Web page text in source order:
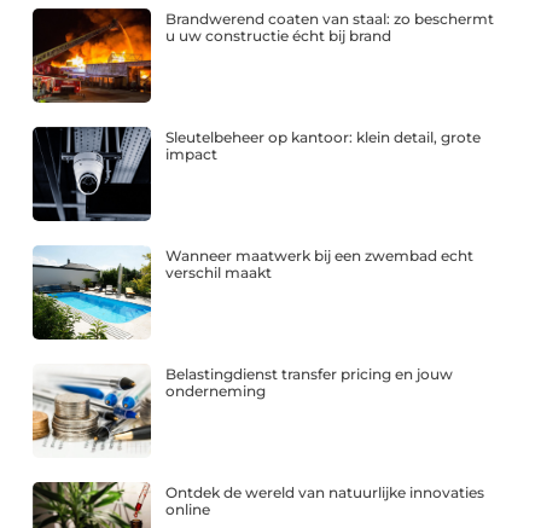
Brandwerend coaten van staal: zo beschermt
u uw constructie écht bij brand
Sleutelbeheer op kantoor: klein detail, grote
impact
Wanneer maatwerk bij een zwembad echt
verschil maakt
Belastingdienst transfer pricing en jouw
onderneming
Ontdek de wereld van natuurlijke innovaties
online